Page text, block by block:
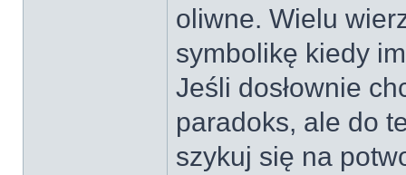
oliwne. Wielu
symbolikę kiedy
Jeśli dosłownie
paradoks, ale do
szykuj się na